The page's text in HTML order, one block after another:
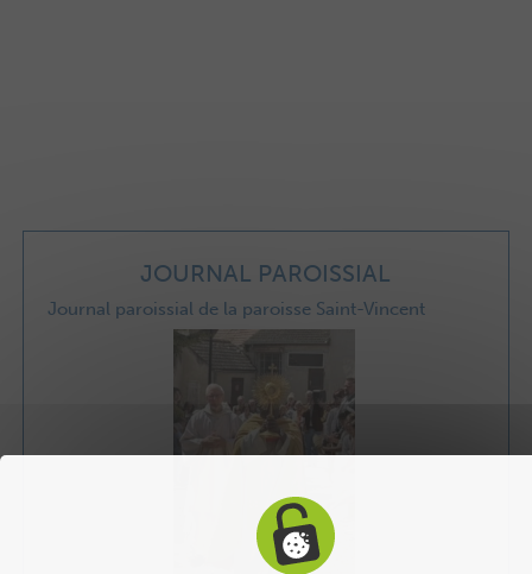
JOURNAL PAROISSIAL
Journal paroissial de la paroisse Saint-Vincent